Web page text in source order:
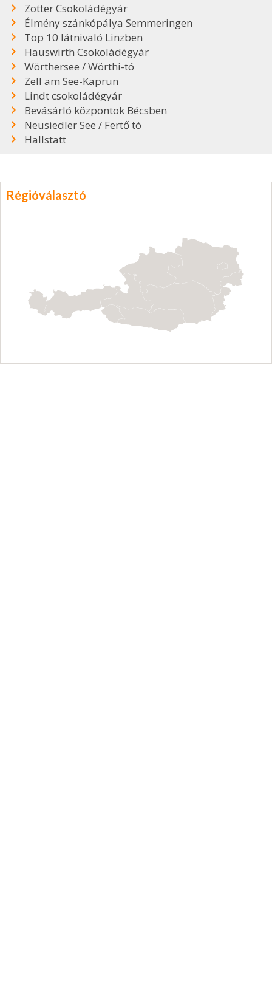
Zotter Csokoládégyár
Élmény szánkópálya Semmeringen
Top 10 látnivaló Linzben
Hauswirth Csokoládégyár
Wörthersee / Wörthi-tó
Zell am See-Kaprun
Lindt csokoládégyár
Bevásárló központok Bécsben
Neusiedler See / Fertő tó
Hallstatt
Régióválasztó